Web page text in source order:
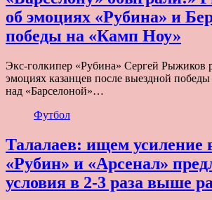
об эмоциях «Рубина» и
победы на «Камп Ноу»
Экс-голкипер «Рубина» Сергей Рыжиков
эмоциях казанцев после выездной
над «Барселоной»…
Футбол
Талалаев: ищем
«Рубин» и «Арсенал»
условия в 2-3 раза выше